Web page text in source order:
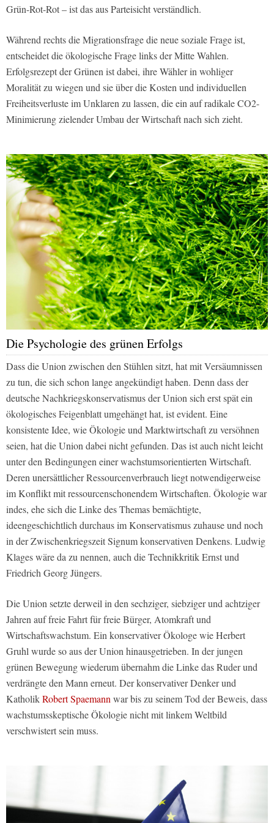
Grün-Rot-Rot – ist das aus Parteisicht verständlich.
Während rechts die Migrationsfrage die neue soziale Frage ist,
entscheidet die ökologische Frage links der Mitte Wahlen.
Erfolgsrezept der Grünen ist dabei, ihre Wähler in wohliger
Moralität zu wiegen und sie über die Kosten und individuellen
Freiheitsverluste im Unklaren zu lassen, die ein auf radikale CO2-
Minimierung zielender Umbau der Wirtschaft nach sich zieht.
Die Psychologie des grünen Erfolgs
Dass die Union zwischen den Stühlen sitzt, hat mit Versäumnissen
zu tun, die sich schon lange angekündigt haben. Denn dass der
deutsche Nachkriegskonservatismus der Union sich erst spät ein
ökologisches Feigenblatt umgehängt hat, ist evident. Eine
konsistente Idee, wie Ökologie und Marktwirtschaft zu versöhnen
seien, hat die Union dabei nicht gefunden. Das ist auch nicht leicht
unter den Bedingungen einer wachstumsorientierten Wirtschaft.
Deren unersättlicher Ressourcenverbrauch liegt notwendigerweise
im Konflikt mit ressourcenschonendem Wirtschaften. Ökologie war
indes, ehe sich die Linke des Themas bemächtigte,
ideengeschichtlich durchaus im Konservatismus zuhause und noch
in der Zwischenkriegszeit Signum konservativen Denkens. Ludwig
Klages wäre da zu nennen, auch die Technikkritik Ernst und
Friedrich Georg Jüngers.
Die Union setzte derweil in den sechziger, siebziger und achtziger
Jahren auf freie Fahrt für freie Bürger, Atomkraft und
Wirtschaftswachstum. Ein konservativer Ökologe wie Herbert
Gruhl wurde so aus der Union hinausgetrieben. In der jungen
grünen Bewegung wiederum übernahm die Linke das Ruder und
verdrängte den Mann erneut. Der konservativer Denker und
KatholikRobert Spaemann war bis zu seinem Tod der Beweis, dass
wachstumsskeptische Ökologie nicht mit linkem Weltbild
verschwistert sein muss.